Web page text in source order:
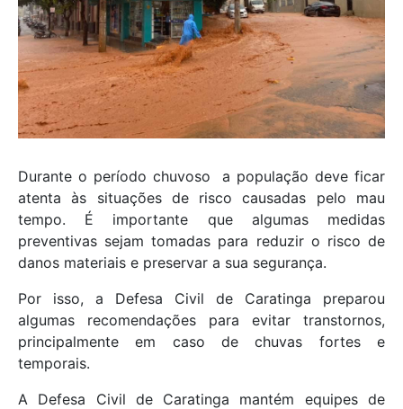
Durante o período chuvoso a população deve ficar
atenta às situações de risco causadas pelo mau
tempo. É importante que algumas medidas
preventivas sejam tomadas para reduzir o risco de
danos materiais e preservar a sua segurança.
Por isso, a Defesa Civil de Caratinga preparou
algumas recomendações para evitar transtornos,
principalmente em caso de chuvas fortes e
temporais.
A Defesa Civil de Caratinga mantém equipes de